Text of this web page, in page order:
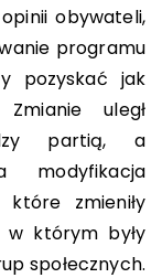
obywateli,
programu
pozyskać jak
uległ
partią, a
modyfikacja
zmieniły
w którym były
społecznych.